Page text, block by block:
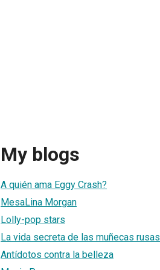
My blogs
A quién ama Eggy Crash?
MesaLina Morgan
Lolly-pop stars
La vida secreta de las muñecas rusas
Antídotos contra la belleza